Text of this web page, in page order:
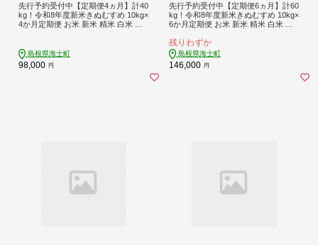
先行予約受付中【定期便4ヵ月】計40
kg！令和8年度新米きぬむすめ 10kg×
4か月定期便 お米 新米 精米 白米 ご
島根県海士町
98,000 円
先行予約受付中【定期便6ヵ月】計60
kg！令和8年度新米きぬむすめ 10kg×
6か月定期便 お米 新米 精米 白米 ご
国産 コメ ライス
残りわずか
島根県海士町
146,000 円